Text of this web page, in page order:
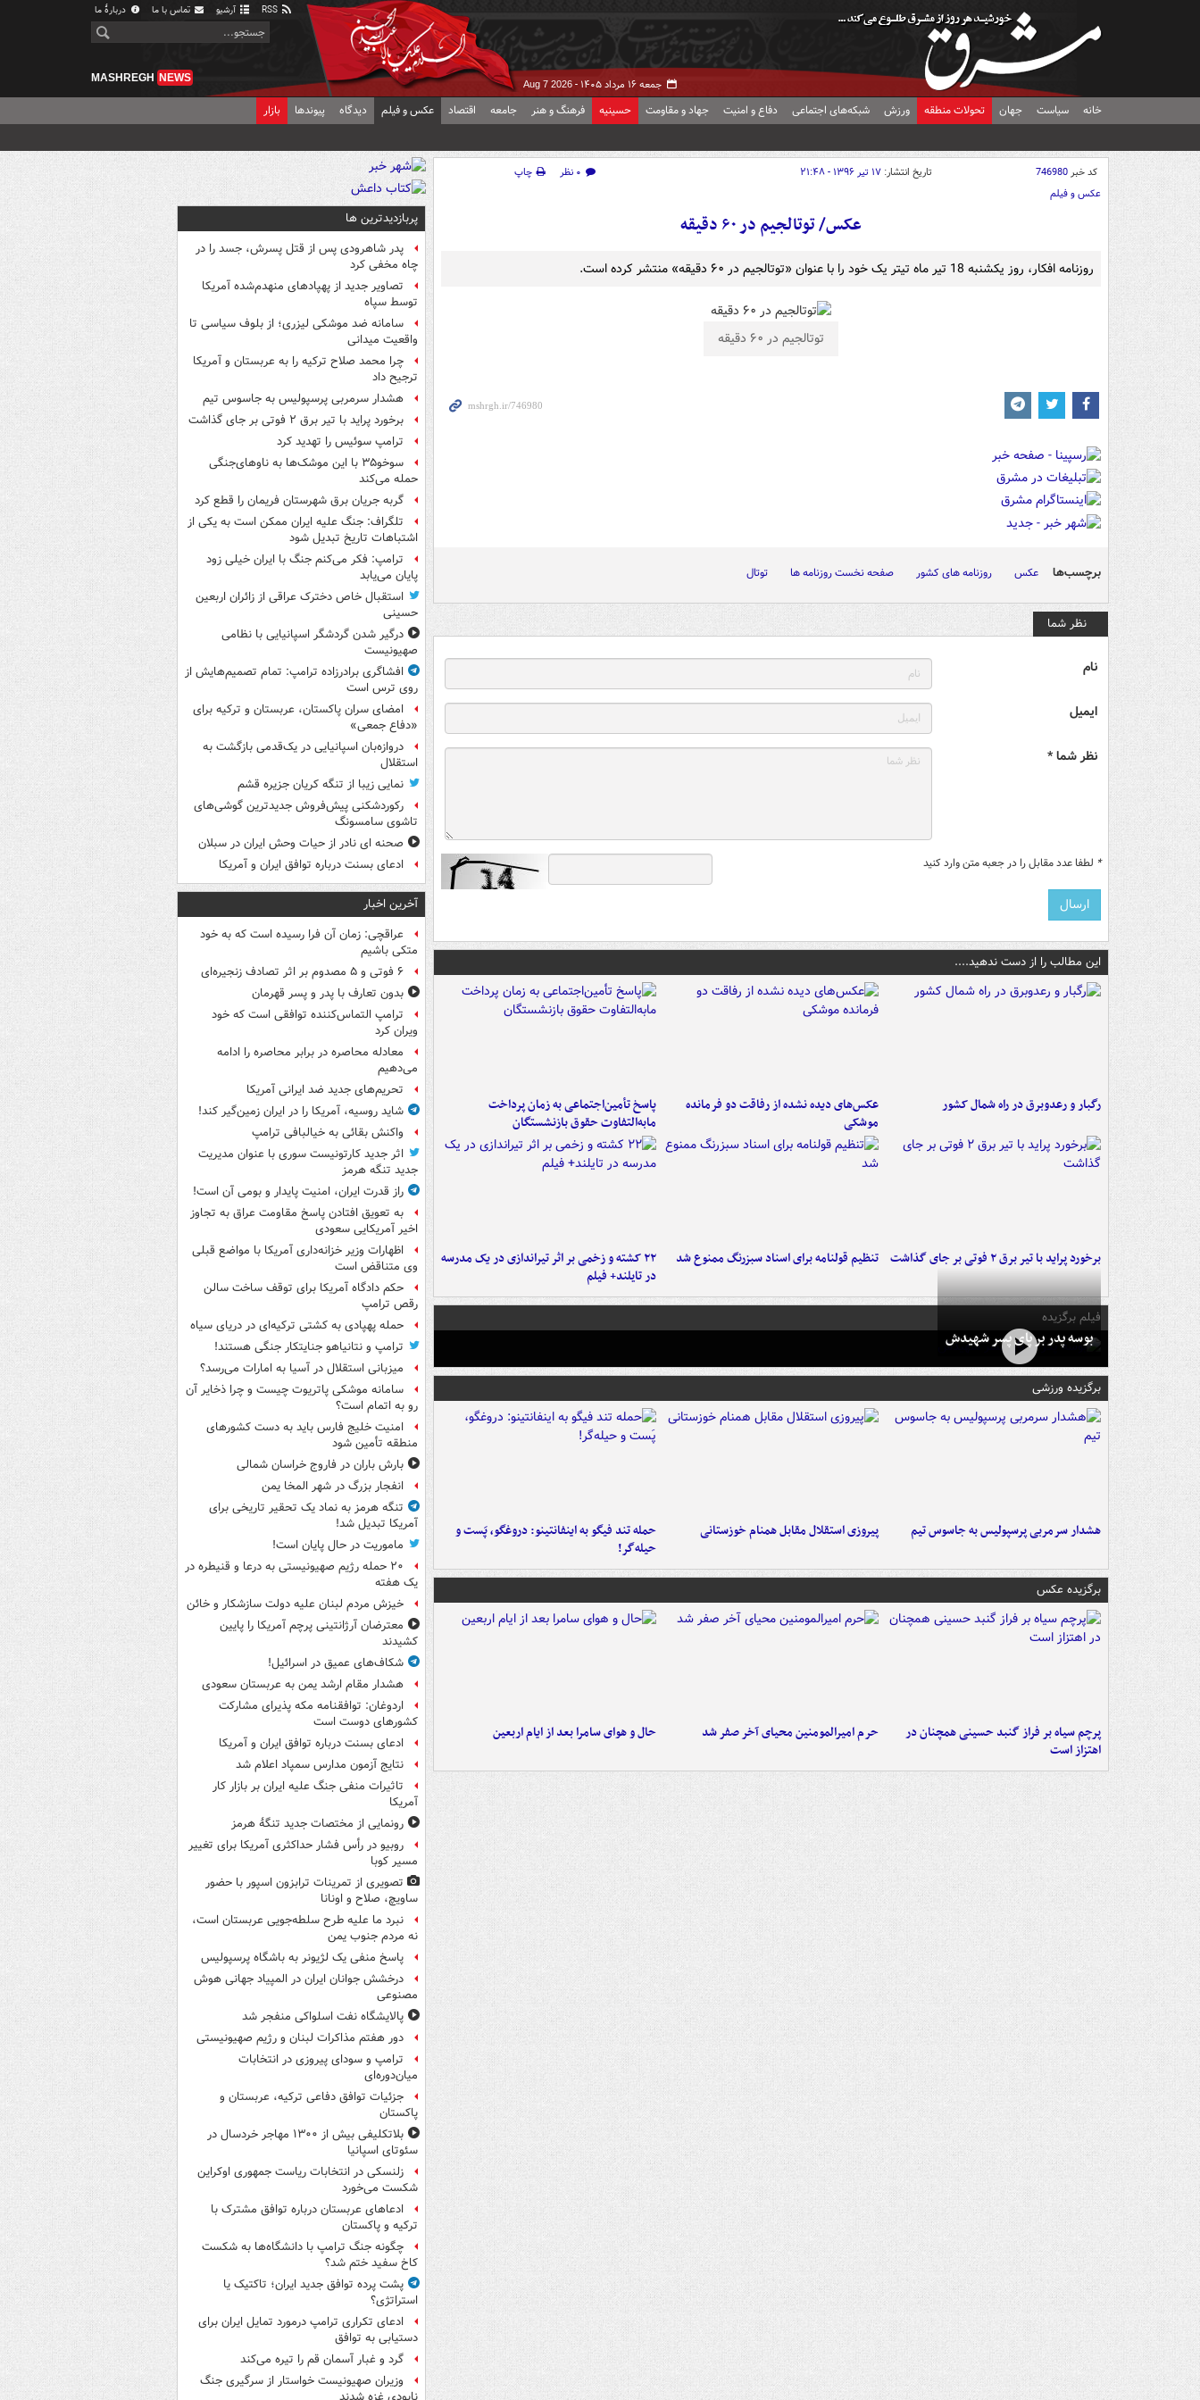
آرشیو تماس با ما دربارهٔ ما
جمعه ۱۶ مرداد ۱۴۰۵ - Aug 7 2026
MASHREGH NEWS
خانه سیاست جهان تحولات منطقه ورزش شبکه‌های اجتماعی دفاع و امنیت جهاد و مقاومت حسینیه فرهنگ و هنر جامعه اقتصاد عکس و فیلم دیدگاه پیوندها بازار
کد خبر746980 تاریخ انتشار: ۱۷ تیر ۱۳۹۶ - ۲۱:۴۸ ۰ نظر
چاپ
عکس و فیلم
عکس/ توتالجیم در ۶۰ دقیقه
روزنامه افکار، روز یکشنبه 18 تیر ماه تیتر یک خود را با عنوان «توتالجیم در ۶۰ دقیقه» منتشر کرده است.
توتالجیم در ۶۰ دقیقه
برچسب‌ها عکس روزنامه های کشور صفحه نخست روزنامه ها توتال
نظر شما
نام
ایمیل
نظر شما *
* لطفا عدد مقابل را در جعبه متن وارد کنید
این مطالب را از دست ندهید....
رگبار و رعدوبرق در راه شمال کشور
عکس‌های دیده نشده از رفاقت دو فرمانده‌
موشکی
پاسخ تأمین‌اجتماعی به زمان پرداخت
مابه‌التفاوت حقوق بازنشستگان
برخورد پراید با تیر برق ۲ فوتی بر جای گذاشت تنظیم قولنامه برای اسناد سبزرنگ ممنوع شد
۲۲ کشته و زخمی بر اثر تیراندازی در یک مدرسه
در تایلند+ فیلم
فیلم برگزیده
بوسه‌ پدر بر پای پسر شهیدش
برگزیده ورزشی
هشدار سرمربی پرسپولیس به جاسوس تیم پیروزی استقلال مقابل همنام خوزستانی
حمله تند فیگو به اینفانتینو: دروغگو، پَست‌ و
حیله‌گر!
برگزیده عکس
پرچم سیاه بر فراز گنبد حسینی همچنان در
اهتزاز است
حرم امیرالمومنین محیای آخر صفر شد حال و هوای سامرا بعد از ایام اربعین
پربازدیدترین ها
پدر شاهرودی پس از قتل پسرش، جسد را در
چاه مخفی کرد
تصاویر جدید از پهپادهای منهدم‌شده آمریکا
توسط سپاه
سامانه ضد موشکی لیزری؛ از بلوف سیاسی تا
واقعیت میدانی
چرا محمد صلاح ترکیه را به عربستان و آمریکا
ترجیح داد
هشدار سرمربی پرسپولیس به جاسوس تیم
برخورد پراید با تیر برق ۲ فوتی بر جای گذاشت
ترامپ سوئیس را تهدید کرد
سوخو۳۵ با این موشک‌ها به ناوهای‌جنگی
حمله می‌کند
گربه جریان برق شهرستان فریمان را قطع کرد
تلگراف: جنگ علیه ایران ممکن است به یکی از
اشتباهات تاریخ تبدیل شود
ترامپ: فکر می‌کنم جنگ با ایران خیلی زود
پایان می‌یابد
استقبال خاص دخترک عراقی از زائران اربعین
حسینی
درگیر شدن گردشگر اسپانیایی با نظامی
صهیونیست
افشاگری برادرزاده ترامپ: تمام تصمیم‌هایش از
روی ترس است
امضای سران پاکستان، عربستان و ترکیه برای
«دفاع جمعی»
دروازه‌بان اسپانیایی در یک‌قدمی بازگشت به
استقلال
نمایی زیبا از تنگه کریان جزیره قشم
رکوردشکنی پیش‌فروش جدیدترین گوشی‌های
تاشوی سامسونگ
صحنه ای نادر از حیات وحش ایران در سبلان
ادعای بسنت درباره توافق ایران و آمریکا
آخرین اخبار
عراقچی: زمان آن فرا رسیده است که به خود
متکی باشیم
۶ فوتی و ۵ مصدوم بر اثر تصادف زنجیره‌ای
بدون تعارف با پدر و پسر قهرمان
ترامپ التماس‌کننده توافقی است که خود
ویران کرد
معادله محاصره در برابر محاصره را ادامه
می‌دهیم
تحریم‌های جدید ضد ایرانی آمریکا
شاید روسیه، آمریکا را در ایران زمین‌گیر کند!
واکنش بقائی به خیالبافی ترامپ
اثر جدید کارتونیست سوری با عنوان مدیریت
جدید تنگه هرمز
راز قدرت ایران، امنیت پایدار و بومی آن است!
به تعویق افتادن پاسخ مقاومت عراق به تجاوز
اخیر آمریکایی سعودی
اظهارات وزیر خزانه‌داری آمریکا با مواضع قبلی
وی متناقض است
حکم دادگاه آمریکا برای توقف ساخت سالن
رقص ترامپ
حمله پهپادی به کشتی ترکیه‌ای در دریای سیاه
ترامپ و نتانیاهو جنایتکار جنگی هستند!
میزبانی استقلال در آسیا به امارات می‌رسد؟
سامانه موشکی پاتریوت چیست و چرا ذخایر آن
رو به اتمام است؟
امنیت خلیج فارس باید به دست کشورهای
منطقه تأمین شود
بارش باران در فاروج خراسان شمالی
انفجار بزرگ در شهر المخا یمن
تنگه هرمز به نماد یک تحقیر تاریخی برای
آمریکا تبدیل شد!
ماموریت در حال پایان است!
۲۰ حمله رژیم صهیونیستی به درعا و قنیطره در
یک هفته
خیزش مردم لبنان علیه دولت سازشکار و خائن
معترضان آرژانتینی پرچم آمریکا را پایین
کشیدند
شکاف‌های عمیق در اسرائیل!
هشدار مقام ارشد یمن به عربستان سعودی
اردوغان: توافقنامه مکه پذیرای مشارکت
کشورهای دوست است
ادعای بسنت درباره توافق ایران و آمریکا
نتایج آزمون مدارس سمپاد اعلام شد
تاثیرات منفی جنگ علیه ایران بر بازار کار
آمریکا
رونمایی از مختصات جدید تنگۀ هرمز
روبیو در رأس فشار حداکثری آمریکا برای تغییر
مسیر کوبا
تصویری از تمرینات ترابزون اسپور با حضور
ساویچ، صلاح و اونانا
نبرد ما علیه طرح سلطه‌جویی عربستان است،
نه مردم جنوب یمن
پاسخ منفی یک لژیونر به باشگاه پرسپولیس
درخشش جوانان ایران در المپیاد جهانی هوش
مصنوعی
پالایشگاه نفت اسلواکی منفجر شد
دور هفتم مذاکرات لبنان و رژیم صهیونیستی
ترامپ و سودای پیروزی در انتخابات
میان‌دوره‌ای
جزئیات توافق دفاعی ترکیه، عربستان و
پاکستان
بلاتکلیفی بیش از ۱۳۰۰ مهاجر خردسال در
سئوتای اسپانیا
زلنسکی در انتخابات ریاست جمهوری اوکراین
شکست می‌خورد
ادعاهای عربستان درباره توافق مشترک با
ترکیه و پاکستان
چگونه جنگ ترامپ با دانشگاه‌ها به شکست
کاخ سفید ختم شد؟
پشت پرده توافق جدید ایران؛ تاکتیک یا
استراتژی؟
ادعای تکراری ترامپ درمورد تمایل ایران برای
دستیابی به توافق
گرد و غبار آسمان قم را تیره می‌کند
وزیران صهیونیست خواستار از سرگیری جنگ